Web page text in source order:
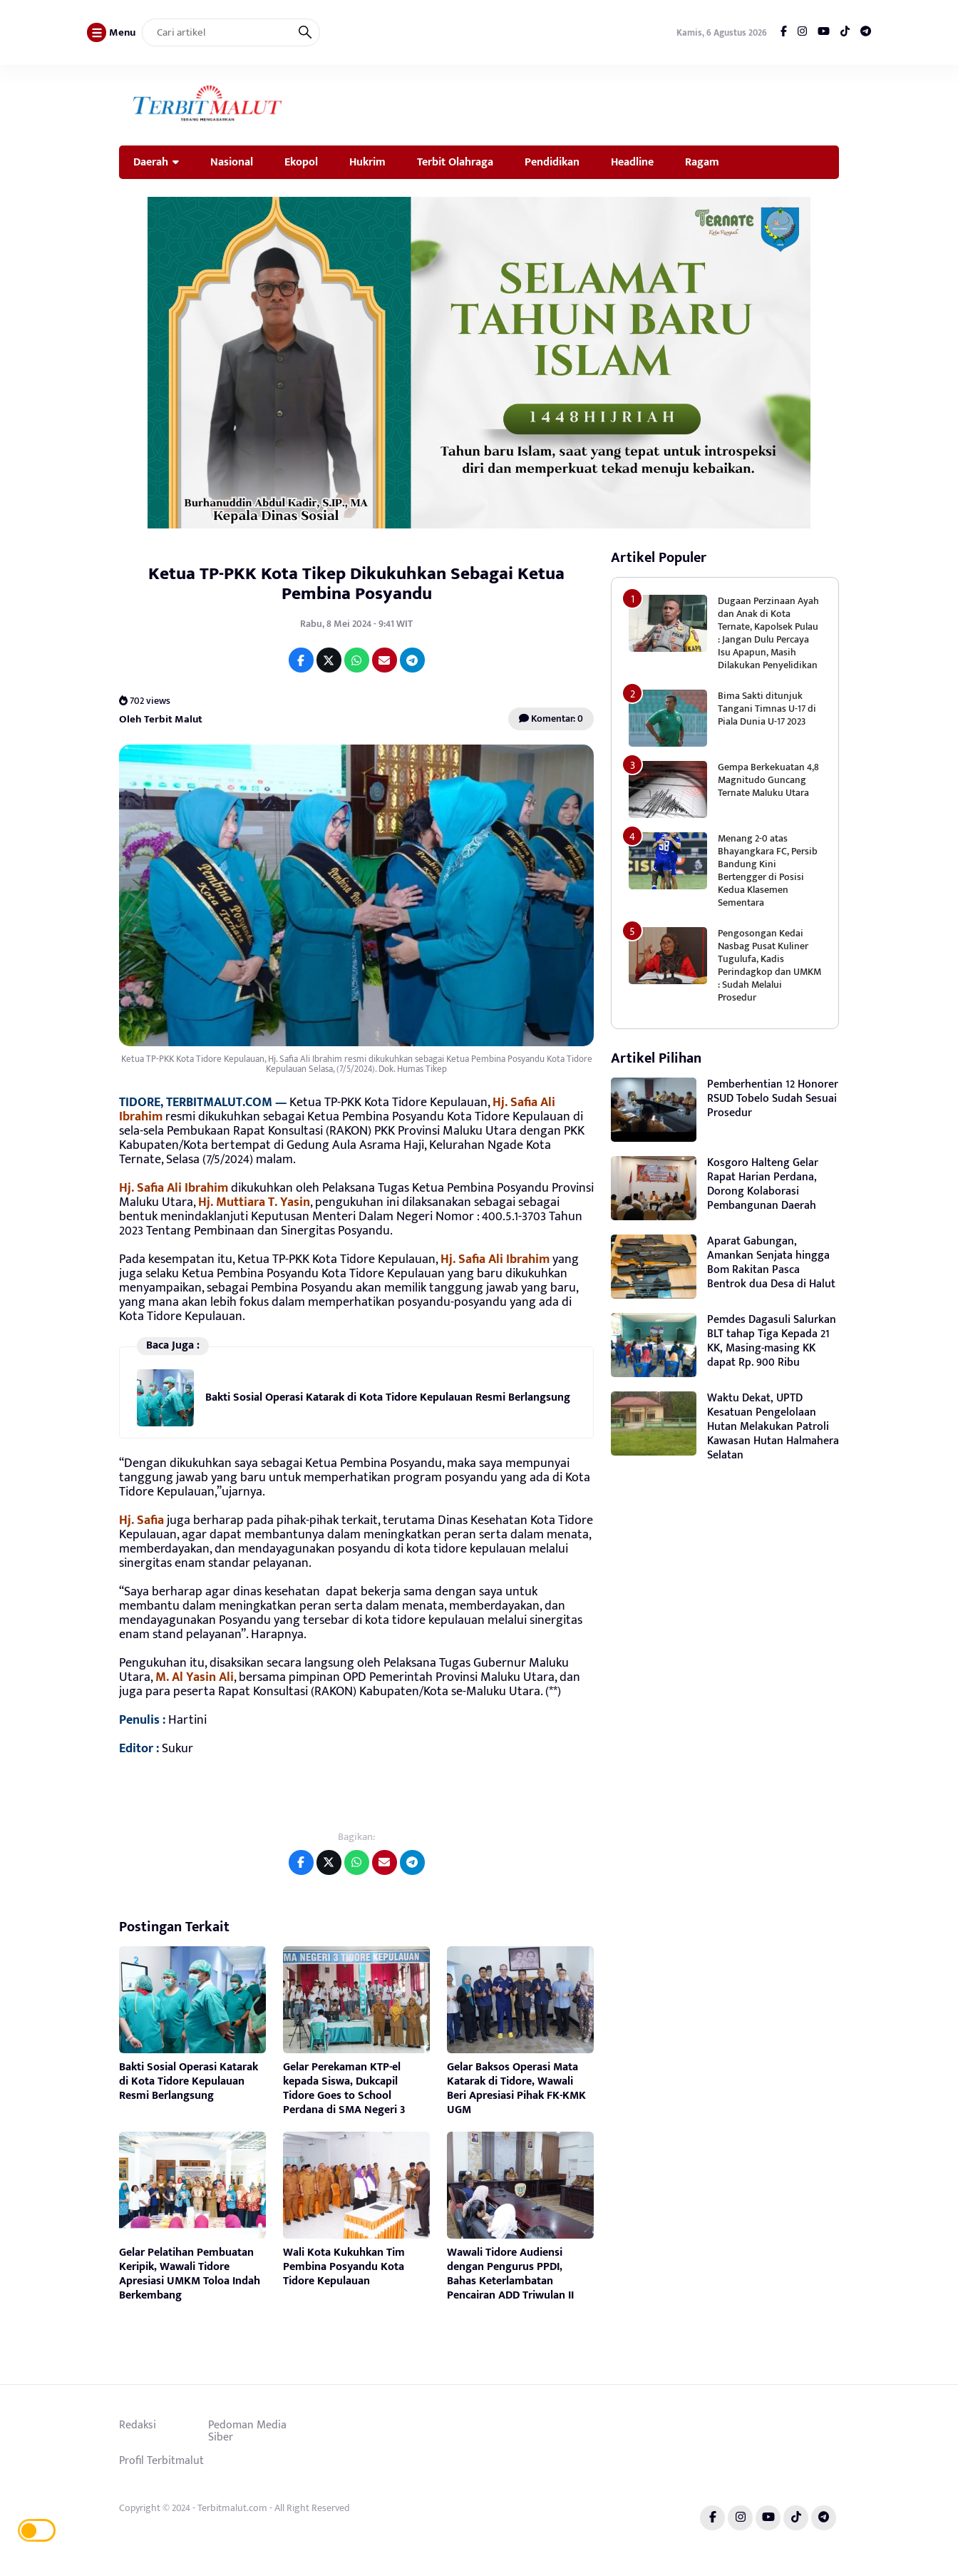
Menu Kamis, 6 Agustus 2026
Daerah Nasional Ekopol Hukrim Terbit Olahraga Pendidikan Headline Ragam
Ketua TP-PKK Kota Tikep Dikukuhkan Sebagai Ketua
Pembina Posyandu
Rabu, 8 Mei 2024 - 9:41 WIT
702 views
Oleh Terbit Malut Komentar: 0
Ketua TP-PKK Kota Tidore Kepulauan, Hj. Safia Ali Ibrahim resmi dikukuhkan sebagai Ketua Pembina Posyandu Kota Tidore
Kepulauan Selasa, (7/5/2024). Dok. Humas Tikep
TIDORE, TERBITMALUT.COM —Ketua TP-PKK Kota Tidore Kepulauan,Hj. Safia Ali
Ibrahimresmi dikukuhkan sebagai Ketua Pembina Posyandu Kota Tidore Kepulauan di
sela-sela Pembukaan Rapat Konsultasi (RAKON) PKK Provinsi Maluku Utara dengan PKK
Kabupaten/Kota bertempat di Gedung Aula Asrama Haji, Kelurahan Ngade Kota
Ternate, Selasa (7/5/2024) malam.
Hj. Safia Ali Ibrahimdikukuhkan oleh Pelaksana Tugas Ketua Pembina Posyandu Provinsi
Maluku Utara,Hj. Muttiara T. Yasin, pengukuhan ini dilaksanakan sebagai sebagai
bentuk menindaklanjuti Keputusan Menteri Dalam Negeri Nomor : 400.5.1-3703 Tahun
2023 Tentang Pembinaan dan Sinergitas Posyandu.
Pada kesempatan itu, Ketua TP-PKK Kota Tidore Kepulauan,Hj. Safia Ali Ibrahimyang
juga selaku Ketua Pembina Posyandu Kota Tidore Kepulauan yang baru dikukuhkan
menyampaikan, sebagai Pembina Posyandu akan memilik tanggung jawab yang baru,
yang mana akan lebih fokus dalam memperhatikan posyandu-posyandu yang ada di
Kota Tidore Kepulauan.
Baca Juga :
Bakti Sosial Operasi Katarak di Kota Tidore Kepulauan Resmi Berlangsung
“Dengan dikukuhkan saya sebagai Ketua Pembina Posyandu, maka saya mempunyai
tanggung jawab yang baru untuk memperhatikan program posyandu yang ada di Kota
Tidore Kepulauan,”ujarnya.
Hj. Safiajuga berharap pada pihak-pihak terkait, terutama Dinas Kesehatan Kota Tidore
Kepulauan, agar dapat membantunya dalam meningkatkan peran serta dalam menata,
memberdayakan, dan mendayagunakan posyandu di kota tidore kepulauan melalui
sinergitas enam standar pelayanan.
“Saya berharap agar dinas kesehatan dapat bekerja sama dengan saya untuk
membantu dalam meningkatkan peran serta dalam menata, memberdayakan, dan
mendayagunakan Posyandu yang tersebar di kota tidore kepulauan melalui sinergitas
enam stand pelayanan”. Harapnya.
Pengukuhan itu, disaksikan secara langsung oleh Pelaksana Tugas Gubernur Maluku
Utara,M. Al Yasin Ali, bersama pimpinan OPD Pemerintah Provinsi Maluku Utara, dan
juga para peserta Rapat Konsultasi (RAKON) Kabupaten/Kota se-Maluku Utara. (**)
Penulis :Hartini
Editor :Sukur
Bagikan:
Postingan Terkait
Bakti Sosial Operasi Katarak
di Kota Tidore Kepulauan
Resmi Berlangsung
Gelar Perekaman KTP-el
kepada Siswa, Dukcapil
Tidore Goes to School
Perdana di SMA Negeri 3
Gelar Baksos Operasi Mata
Katarak di Tidore, Wawali
Beri Apresiasi Pihak FK-KMK
UGM
Gelar Pelatihan Pembuatan
Keripik, Wawali Tidore
Apresiasi UMKM Toloa Indah
Berkembang
Wali Kota Kukuhkan Tim
Pembina Posyandu Kota
Tidore Kepulauan
Wawali Tidore Audiensi
dengan Pengurus PPDI,
Bahas Keterlambatan
Pencairan ADD Triwulan II
Artikel Populer
Dugaan Perzinaan Ayah
dan Anak di Kota
Ternate, Kapolsek Pulau
: Jangan Dulu Percaya
Isu Apapun, Masih
Dilakukan Penyelidikan
Bima Sakti ditunjuk
Tangani Timnas U-17 di
Piala Dunia U-17 2023
Gempa Berkekuatan 4,8
Magnitudo Guncang
Ternate Maluku Utara
Menang 2-0 atas
Bhayangkara FC, Persib
Bandung Kini
Bertengger di Posisi
Kedua Klasemen
Sementara
Pengosongan Kedai
Nasbag Pusat Kuliner
Tugulufa, Kadis
Perindagkop dan UMKM
: Sudah Melalui
Prosedur
Artikel Pilihan
Pemberhentian 12 Honorer
RSUD Tobelo Sudah Sesuai
Prosedur
Kosgoro Halteng Gelar
Rapat Harian Perdana,
Dorong Kolaborasi
Pembangunan Daerah
Aparat Gabungan,
Amankan Senjata hingga
Bom Rakitan Pasca
Bentrok dua Desa di Halut
Pemdes Dagasuli Salurkan
BLT tahap Tiga Kepada 21
KK, Masing-masing KK
dapat Rp. 900 Ribu
Waktu Dekat, UPTD
Kesatuan Pengelolaan
Hutan Melakukan Patroli
Kawasan Hutan Halmahera
Selatan
Redaksi Pedoman Media
Siber
Profil Terbitmalut
Copyright © 2024 - Terbitmalut.com - All Right Reserved